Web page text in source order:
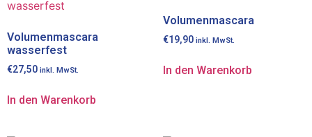
Volumenmascara
wasserfest
€27,50 inkl. MwSt.
In den Warenkorb
Volumenmascara
€19,90 inkl. MwSt.
In den Warenkorb